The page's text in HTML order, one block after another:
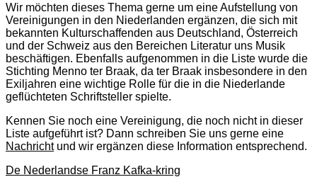
Wir möchten dieses Thema gerne um eine Aufstellung von
Vereinigungen in den Niederlanden ergänzen, die sich mit
bekannten Kulturschaffenden aus Deutschland, Österreich
und der Schweiz aus den Bereichen Literatur uns Musik
beschäftigen. Ebenfalls aufgenommen in die Liste wurde die
Stichting Menno ter Braak, da ter Braak insbesondere in den
Exiljahren eine wichtige Rolle für die in die Niederlande
geflüchteten Schriftsteller spielte.
Kennen Sie noch eine Vereinigung, die noch nicht in dieser
Liste aufgeführt ist? Dann schreiben Sie uns gerne eine
Nachrichtund wir ergänzen diese Information entsprechend.
De Nederlandse Franz Kafka-kring